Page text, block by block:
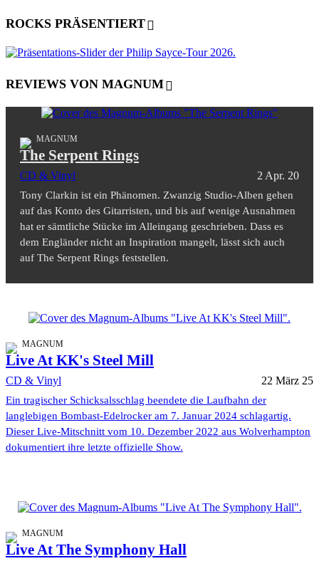
ROCKS PRÄSENTIERT
REVIEWS VON MAGNUM
MAGNUM
The Serpent Rings
CD & Vinyl 2 Apr. 20
Tony Clarkin ist ein Phänomen. Zwanzig Studio-Alben gehen
auf das Konto des Gitarristen, und bis auf wenige Ausnahmen
hat er sämtliche Stücke im Alleingang geschrieben. Dass es
dem Engländer nicht an Inspiration mangelt, lässt sich auch
auf The Serpent Rings feststellen.
MAGNUM
Live At KK's Steel Mill
CD & Vinyl 22 März 25
Ein tragischer Schicksalsschlag beendete die Laufbahn der
langlebigen Bombast-Edelrocker am 7. Januar 2024 schlagartig.
Dieser Live-Mitschnitt vom 10. Dezember 2022 aus Wolverhampton
dokumentiert ihre letzte offizielle Show.
MAGNUM
Live At The Symphony Hall